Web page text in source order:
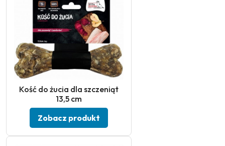
Kość do żucia dla szczeniąt
13,5 cm
Zobacz produkt